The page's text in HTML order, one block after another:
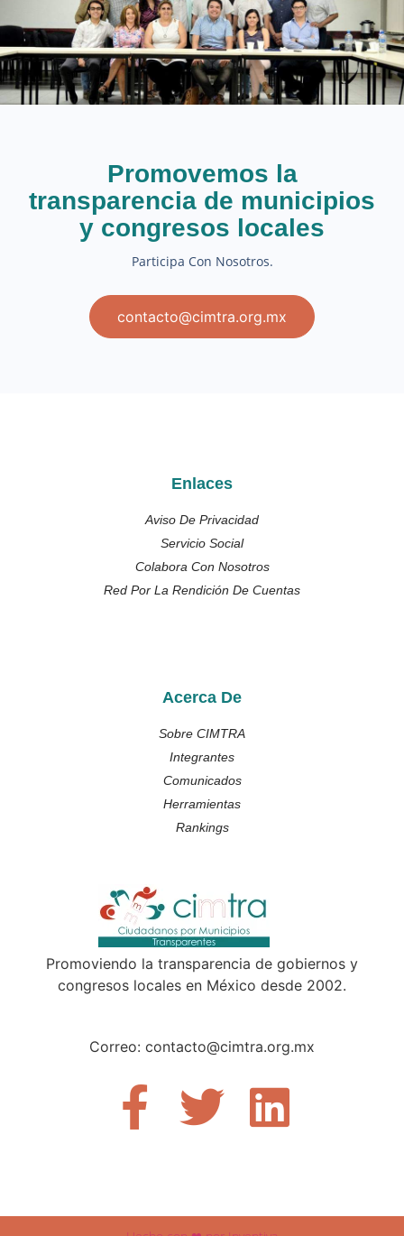
Promovemos la
transparencia de municipios
y congresos locales
Participa Con Nosotros.
contacto@cimtra.org.mx
Promoviendo la transparencia de gobiernos y
congresos locales en México desde 2002.
Correo: contacto@cimtra.org.mx
Acerca De
Sobre CIMTRA
Integrantes
Comunicados
Herramientas
Rankings
Enlaces
Aviso De Privacidad
Servicio Social
Colabora Con Nosotros
Red Por La Rendición De Cuentas